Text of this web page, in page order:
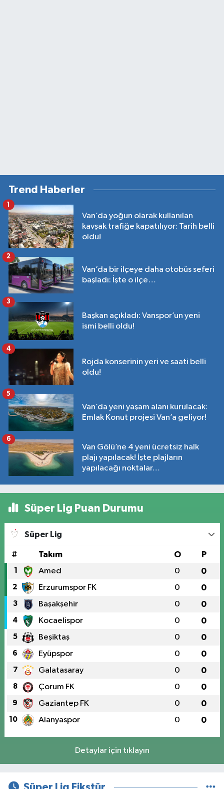
Trend Haberler
Van’da yoğun olarak kullanılan
kavşak trafiğe kapatılıyor: Tarih belli
oldu!
1
Van’da bir ilçeye daha otobüs seferi
başladı: İşte o ilçe…
2
Başkan açıkladı: Vanspor’un yeni
ismi belli oldu!
3
Rojda konserinin yeri ve saati belli
oldu!
4
Van’da yeni yaşam alanı kurulacak:
Emlak Konut projesi Van’a geliyor!
5
Van Gölü’ne 4 yeni ücretsiz halk
plajı yapılacak! İşte plajların
yapılacağı noktalar…
6
Süper Lig Puan Durumu
Süper Lig
# Takım O P
1 Amed 0 0
2 Erzurumspor FK 0 0
3 Başakşehir 0 0
4 Kocaelispor 0 0
5 Beşiktaş 0 0
6 Eyüpspor 0 0
7 Galatasaray 0 0
8 Çorum FK 0 0
9 Gaziantep FK 0 0
10 Alanyaspor 0 0
Detaylar için tıklayın